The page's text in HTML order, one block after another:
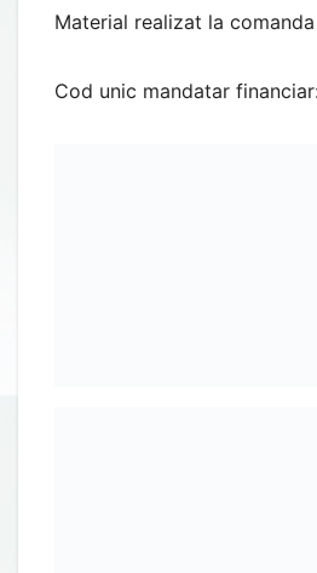
Material realizat la
Cod unic mandatar